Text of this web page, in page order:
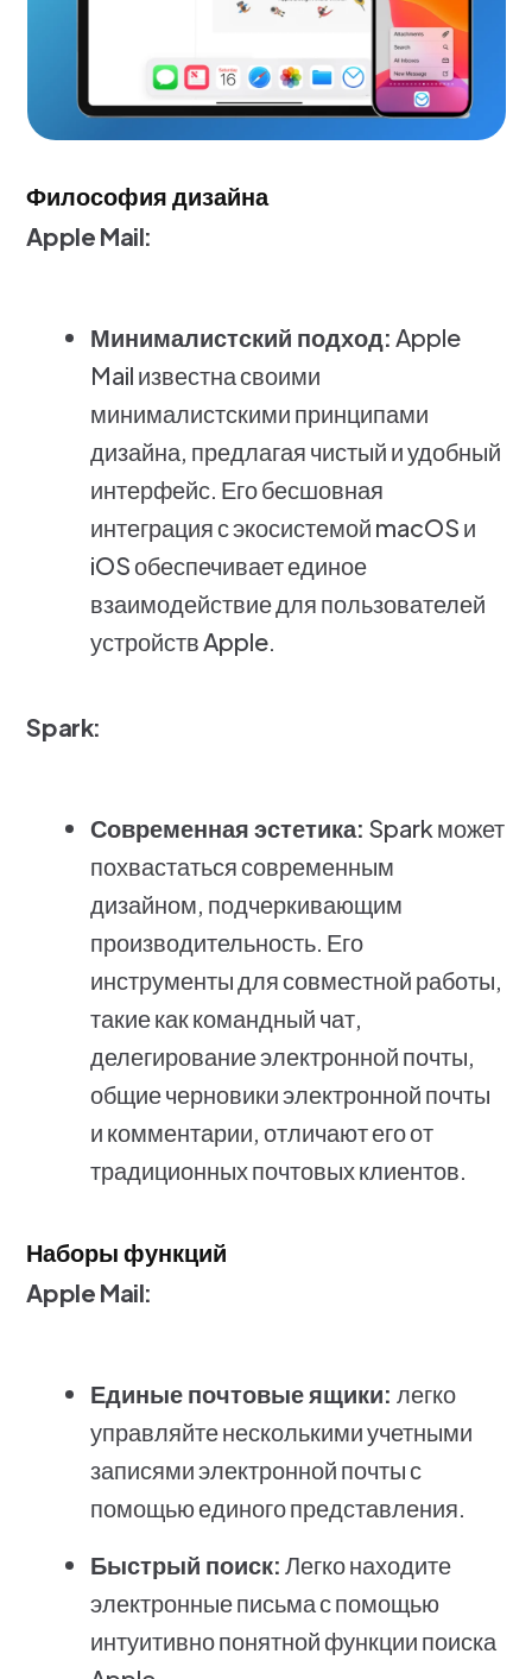
Философия дизайна
Apple Mail:
Минималистский подход: Apple
Mail известна своими
минималистскими принципами
дизайна, предлагая чистый и удобный
интерфейс. Его бесшовная
интеграция с экосистемой macOS и
iOS обеспечивает единое
взаимодействие для пользователей
устройств Apple.
Spark:
Современная эстетика: Spark может
похвастаться современным
дизайном, подчеркивающим
производительность. Его
инструменты для совместной работы,
такие как командный чат,
делегирование электронной почты,
общие черновики электронной почты
и комментарии, отличают его от
традиционных почтовых клиентов.
Наборы функций
Apple Mail:
Единые почтовые ящики:легко
управляйте несколькими учетными
записями электронной почты с
помощью единого представления.
Быстрый поиск: Легко находите
электронные письма с помощью
интуитивно понятной функции поиска